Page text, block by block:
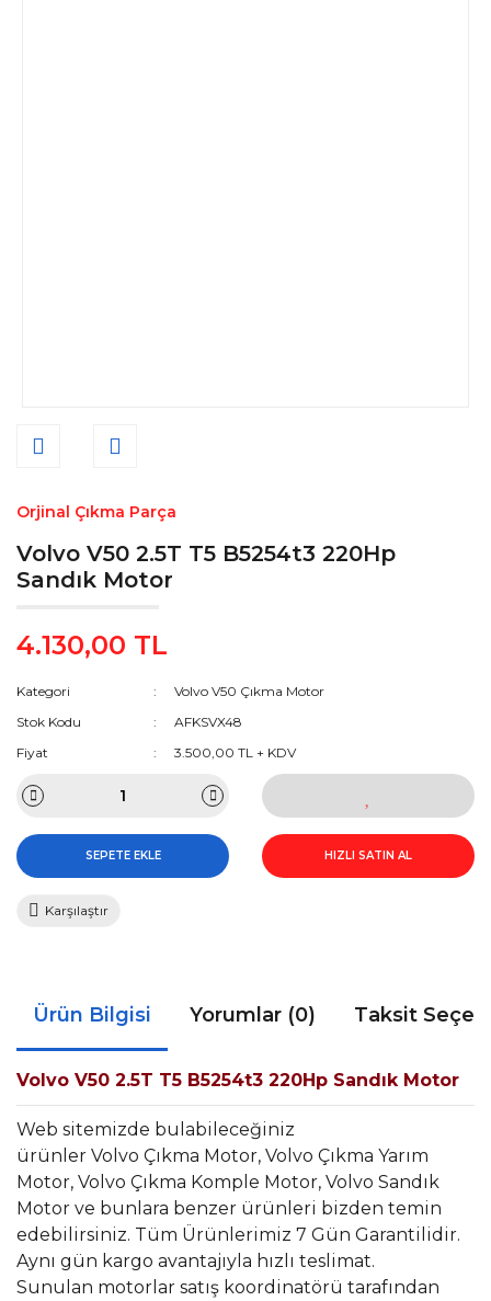
Orjinal Çıkma Parça
Volvo V50 2.5T T5 B5254t3 220Hp
Sandık Motor
4.130,00 TL
Kategori
Volvo V50 Çıkma Motor
Stok Kodu
AFKSVX48
Fiyat
3.500,00 TL + KDV
SEPETE EKLE HIZLI SATIN AL
Karşılaştır
Ürün Bilgisi Yorumlar (0) Taksit
Volvo V50 2.5T T5 B5254t3 220Hp Sandık Motor
Web sitemizde bulabileceğiniz
ürünler Volvo Çıkma Motor, Volvo Çıkma Yarım
Motor, Volvo Çıkma Komple Motor, Volvo Sandık
Motor ve bunlara benzer ürünleri bizden temin
edebilirsiniz. Tüm Ürünlerimiz 7 Gün Garantilidir.
Aynı gün kargo avantajıyla hızlı teslimat.
Sunulan motorlar satış koordinatörü tarafından